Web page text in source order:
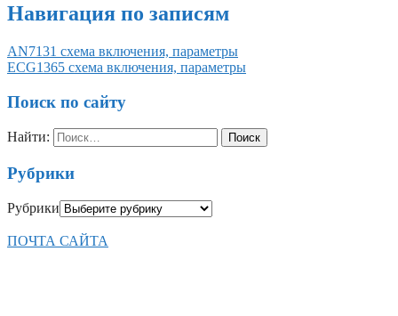
Навигация по записям
AN7131 схема включения, параметры
ECG1365 схема включения, параметры
Поиск по сайту
Найти:
Рубрики
Рубрики
ПОЧТА САЙТА